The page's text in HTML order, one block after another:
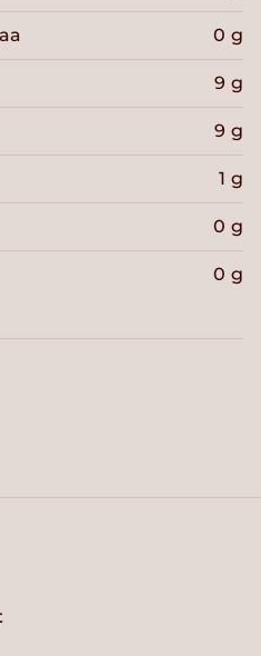
0 g
9 g
9 g
1 g
0 g
0 g